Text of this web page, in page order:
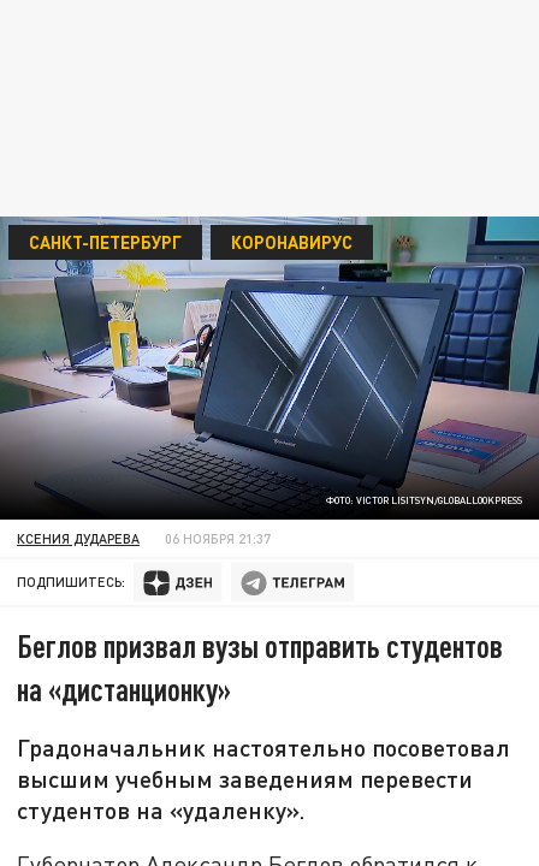
ФОТО: VICTOR LISITSYN/GLOBALLOOKPRESS
САНКТ-ПЕТЕРБУРГ КОРОНАВИРУС
КСЕНИЯ ДУДАРЕВА 06 НОЯБРЯ 21:37
ПОДПИШИТЕСЬ:
Беглов призвал вузы отправить студентов
на «дистанционку»
Градоначальник настоятельно посоветовал
высшим учебным заведениям перевести
студентов на «удаленку».